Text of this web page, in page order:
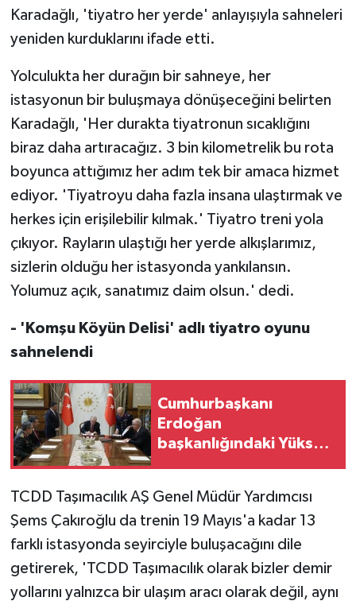
Karadağlı, 'tiyatro her yerde' anlayışıyla sahneleri
yeniden kurduklarını ifade etti.
Yolculukta her durağın bir sahneye, her
istasyonun bir buluşmaya dönüşeceğini belirten
Karadağlı, 'Her durakta tiyatronun sıcaklığını
biraz daha artıracağız. 3 bin kilometrelik bu rota
boyunca attığımız her adım tek bir amaca hizmet
ediyor. 'Tiyatroyu daha fazla insana ulaştırmak ve
herkes için erişilebilir kılmak.' Tiyatro treni yola
çıkıyor. Rayların ulaştığı her yerde alkışlarımız,
sizlerin olduğu her istasyonda yankılansın.
Yolumuz açık, sanatımız daim olsun.' dedi.
- 'Komşu Köyün Delisi' adlı tiyatro oyunu
sahnelendi
Cumhurbaşkanı
Erdoğan
başkanlığındaki Yüksek
TCDD Taşımacılık AŞ Genel Müdür Yardımcısı
Şems Çakıroğlu da trenin 19 Mayıs'a kadar 13
farklı istasyonda seyirciyle buluşacağını dile
getirerek, 'TCDD Taşımacılık olarak bizler demir
yollarını yalnızca bir ulaşım aracı olarak değil, aynı